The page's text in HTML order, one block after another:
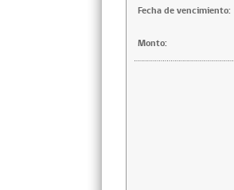
Fecha de vencimiento:
Monto: